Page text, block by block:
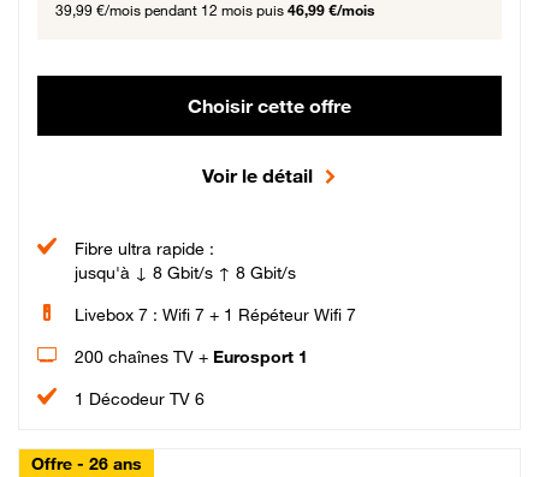
39,99 €/mois pendant 12 mois puis 46,99 €/mois
Choisir cette offre
Voir le détail
Fibre ultra rapide :
jusqu'à ↓ 8 Gbit/s ↑ 8 Gbit/s
Livebox 7 : Wifi 7 + 1 Répéteur Wifi 7
200 chaînes TV + Eurosport 1
1 Décodeur TV 6
Offre - 26 ans